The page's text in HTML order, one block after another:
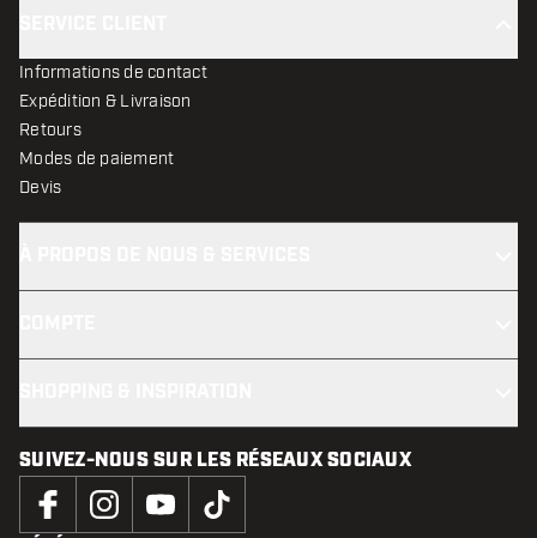
Informations de contact
Expédition & Livraison
Retours
Modes de paiement
Devis
SUIVEZ-NOUS SUR LES RÉSEAUX SOCIAUX